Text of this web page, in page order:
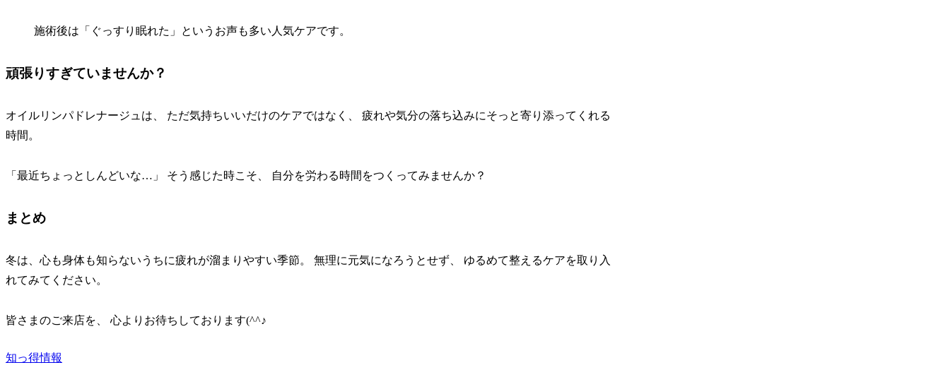
施術後は「ぐっすり眠れた」というお声も多い人気ケアです。
頑張りすぎていませんか？
オイルリンパドレナージュは、 ただ気持ちいいだけのケアではなく、 疲れや気分の落ち込みにそっと寄り添ってくれる
時間。
「最近ちょっとしんどいな…」 そう感じた時こそ、 自分を労わる時間をつくってみませんか？
まとめ
冬は、心も身体も知らないうちに疲れが溜まりやすい季節。 無理に元気になろうとせず、 ゆるめて整えるケアを取り入
れてみてください。
皆さまのご来店を、 心よりお待ちしております(^^♪
知っ得情報